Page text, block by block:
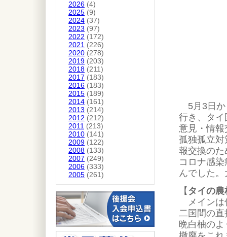
2026 (4)
2025 (9)
2024 (37)
2023 (97)
2022 (172)
2021 (226)
2020 (278)
2019 (203)
2018 (211)
2017 (183)
2016 (183)
2015 (189)
2014 (161)
2013 (214)
2012 (212)
2011 (213)
2010 (141)
2009 (122)
2008 (133)
2007 (249)
2006 (333)
2005 (261)
5月3日か
行き、タ
意見・情
孤独孤立
報交換の
コロナ感
んでした
【 タイの
メインは
二国間の
晩白柚の